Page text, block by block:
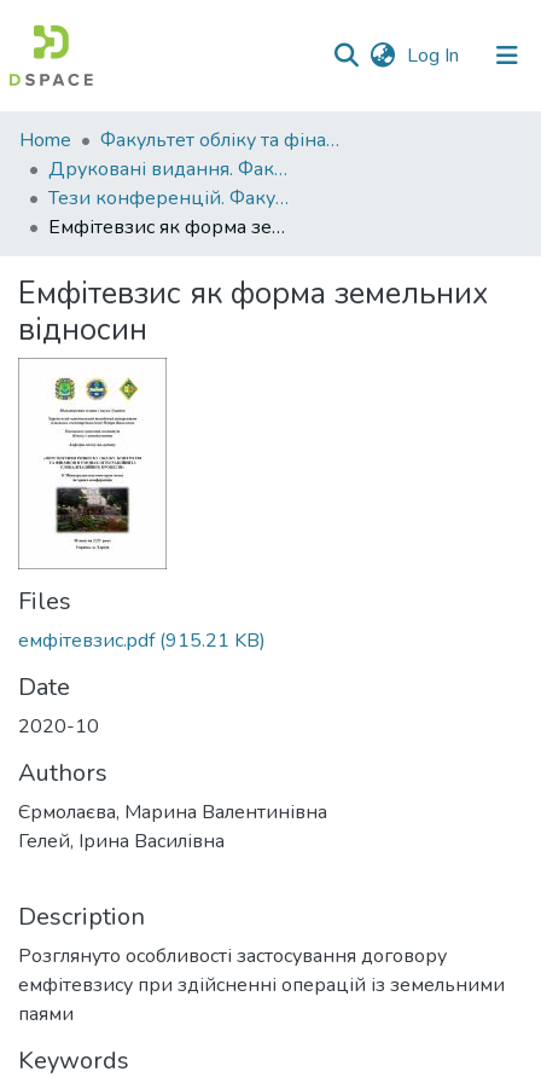
Log In (current)
Communities
&
Collections
All of DSpace
Statistics
Home
Факультет обліку та фінансів
Друковані видання. Факультет обліку та фінансів
Тези конференцій. Факультет обліку та фінансів
Емфітевзис як форма земельних відносин
Емфітевзис як форма земельних
відносин
Files
емфітевзис.pdf(915.21 KB)
Date
2020-10
Authors
Єрмолаєва, Марина Валентинівна
Гелей, Ірина Василівна
Description
Розглянуто особливості застосування договору
емфітевзису при здійсненні операцій із земельними
паями
Keywords